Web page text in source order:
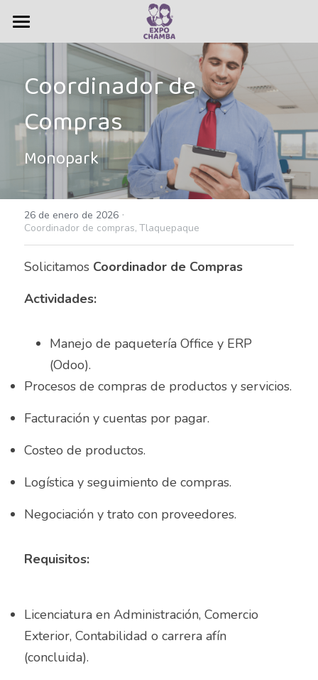
Vacantes
Todas las Categorías
Administrativas
Administrativo
Agente Bilingüe Intermedio
Agente de seguros
Agente de ventas
Almacenista Cajero
Almacenistas
Asesor Bancario
Asesor comercial
Asesor de ventas
Bolsa de Trabajo
Ferias de empleo
Quiénes somos
Historia
Contacto
Anuncios
Publica tu vacante
Coordinador de
Compras
Monopark
26 de enero de 2026 ·
Coordinador de compras, Tlaquepaque
Solicitamos Coordinador de Compras
Actividades:
Manejo de paquetería Office y ERP
(Odoo).
Procesos de compras de productos y servicios.
Facturación y cuentas por pagar.
Costeo de productos.
Logística y seguimiento de compras.
Negociación y trato con proveedores.
Requisitos:
Licenciatura en Administración, Comercio
Exterior, Contabilidad o carrera afín
(concluida).
CATEGORÍAS DE LA TIENDA
Todas las Categorías